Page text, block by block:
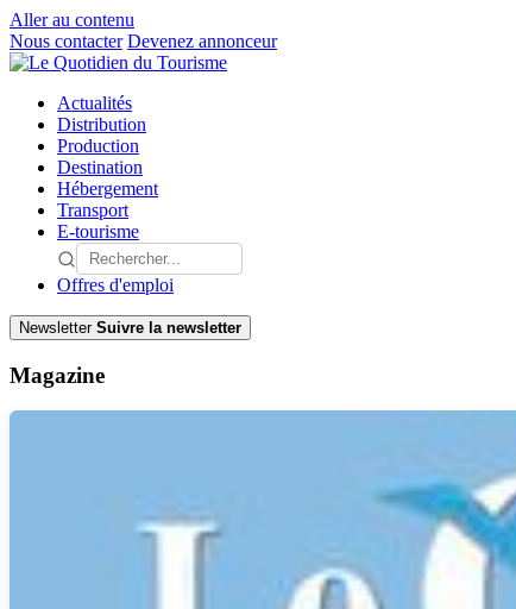
Aller au contenu
Nous contacter Devenez annonceur
Actualités
Distribution
Production
Destination
Hébergement
Transport
E-tourisme
Offres d'emploi
Newsletter Suivre la newsletter
Magazine